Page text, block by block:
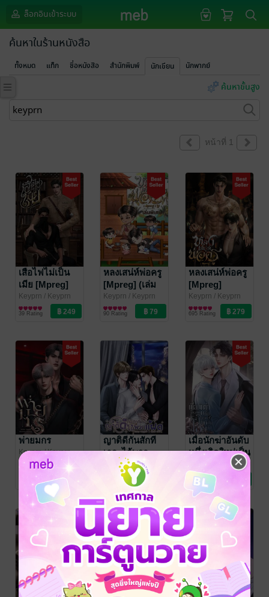
ล็อกอินเข้าระบบ
ค้นหาในร้านหนังสือ
ทั้งหมด แท็ก ชื่อหนังสือ สำนักพิมพ์ นักเขียน นักพากย์
ค้นหาขั้นสูง
หน้าที่ 1
เสือไฟไม่เป็น
เมีย [Mpreg]
Keyprn / Keyprn
novel
นิยายวาย Boy
Love / Yaoi
39 Rating
หลงเสน่ห์พ่อครู
[Mpreg] (เล่ม
พิเศษ)
Keyprn / Keyprn
novel
นิยายวาย Boy
Love / Yaoi
90 Rating
หลงเสน่ห์พ่อครู
[Mpreg]
Keyprn / Keyprn
novel
นิยายวาย Boy
Love / Yaoi
695 Rating
พ่ายมกร
Keyprn/ Keyprn
novel
นิยายวาย Boy
40 Rating
ญาติดีกันสักที
เถอะไอ้พวก
แฝด
Keyprn/ Keyprn
novel
นิยายวาย Boy
Love / Yaoi
9 Rating
เมื่อนักฆ่าอันดับ
หนึ่งเกิดใหม่เป็น
โอเมก้า
(Omegaverse)
keyprn
/ Keyprn
novel
นิยายวาย Boy
Love / Yaoi
65 Rating